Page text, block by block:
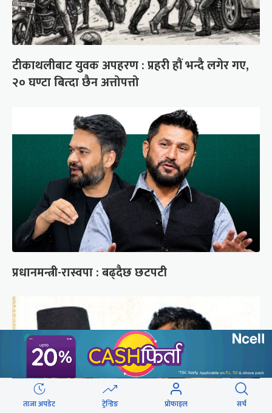
टीकाथलीबाट युवक अपहरण : प्रहरी हौं भन्दै लगेर गए,
२० घण्टा बित्दा छैन अत्तोपत्तो
प्रधानमन्त्री-रास्वपा : बढ्दैछ छटपटी
ताजा अपडेट ट्रेन्डिङ प्रोफाइल सर्च